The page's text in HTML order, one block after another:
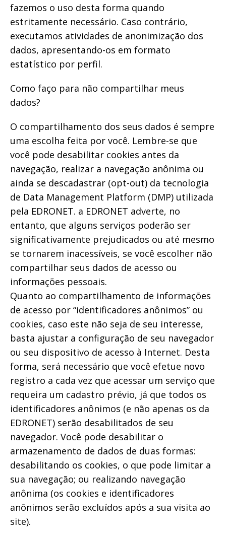
fazemos o uso desta forma quando
estritamente necessário. Caso contrário,
executamos atividades de anonimização dos
dados, apresentando-os em formato
estatístico por perfil.
Como faço para não compartilhar meus
dados?
O compartilhamento dos seus dados é sempre
uma escolha feita por você. Lembre-se que
você pode desabilitar cookies antes da
navegação, realizar a navegação anônima ou
ainda se descadastrar (opt-out) da tecnologia
de Data Management Platform (DMP) utilizada
pela EDRONET. a EDRONET adverte, no
entanto, que alguns serviços poderão ser
significativamente prejudicados ou até mesmo
se tornarem inacessíveis, se você escolher não
compartilhar seus dados de acesso ou
informações pessoais.
Quanto ao compartilhamento de informações
de acesso por “identificadores anônimos” ou
cookies, caso este não seja de seu interesse,
basta ajustar a configuração de seu navegador
ou seu dispositivo de acesso à Internet. Desta
forma, será necessário que você efetue novo
registro a cada vez que acessar um serviço que
requeira um cadastro prévio, já que todos os
identificadores anônimos (e não apenas os da
EDRONET) serão desabilitados de seu
navegador. Você pode desabilitar o
armazenamento de dados de duas formas:
desabilitando os cookies, o que pode limitar a
sua navegação; ou realizando navegação
anônima (os cookies e identificadores
anônimos serão excluídos após a sua visita ao
site).